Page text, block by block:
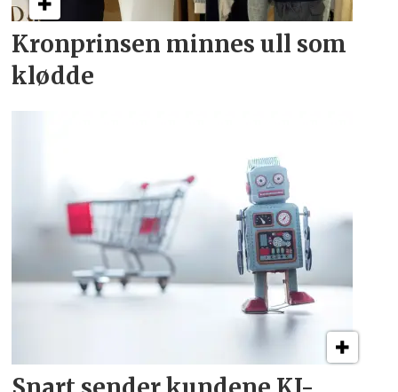
Kronprinsen minnes ull som
klødde